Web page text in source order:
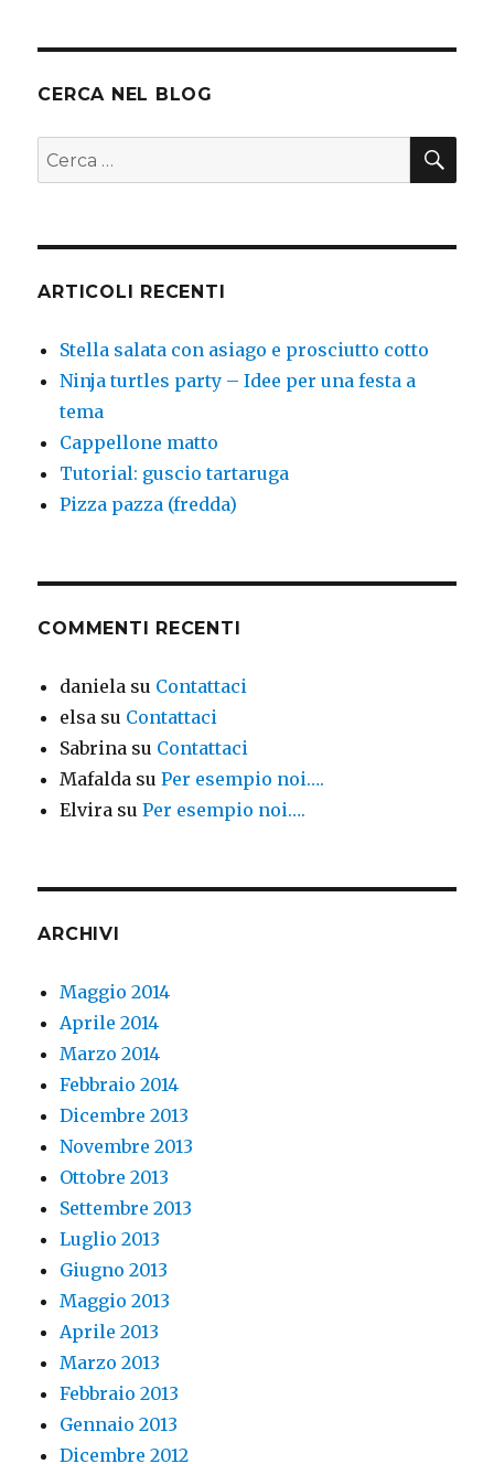
CERCA NEL BLOG
Cerca:
ARTICOLI RECENTI
Stella salata con asiago e prosciutto cotto
Ninja turtles party – Idee per una festa a
tema
Cappellone matto
Tutorial: guscio tartaruga
Pizza pazza (fredda)
COMMENTI RECENTI
daniela su Contattaci
elsa su Contattaci
Sabrina su Contattaci
Mafalda suPer esempio noi….
Elvira suPer esempio noi….
ARCHIVI
Maggio 2014
Aprile 2014
Marzo 2014
Febbraio 2014
Dicembre 2013
Novembre 2013
Ottobre 2013
Settembre 2013
Luglio 2013
Giugno 2013
Maggio 2013
Aprile 2013
Marzo 2013
Febbraio 2013
Gennaio 2013
Dicembre 2012